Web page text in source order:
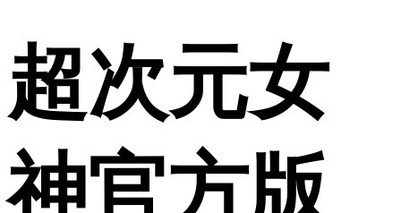
超次元女
神官方版